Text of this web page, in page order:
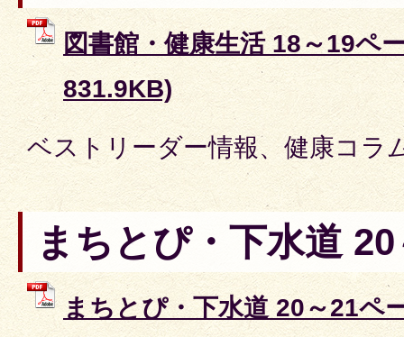
図書館・健康生活 18～19ペ
831.9KB)
ベストリーダー情報、健康コラ
まちとぴ・下水道
まちとぴ・下水道 20～21ペ